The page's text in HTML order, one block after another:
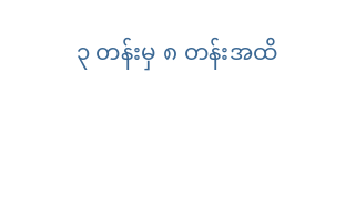
၃ တန်းမှ ၈ တန်းအထိ